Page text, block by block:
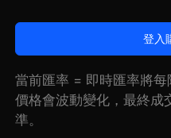
登入
當前匯率 = 即時匯率將
價格會波動變化，最終成
準。